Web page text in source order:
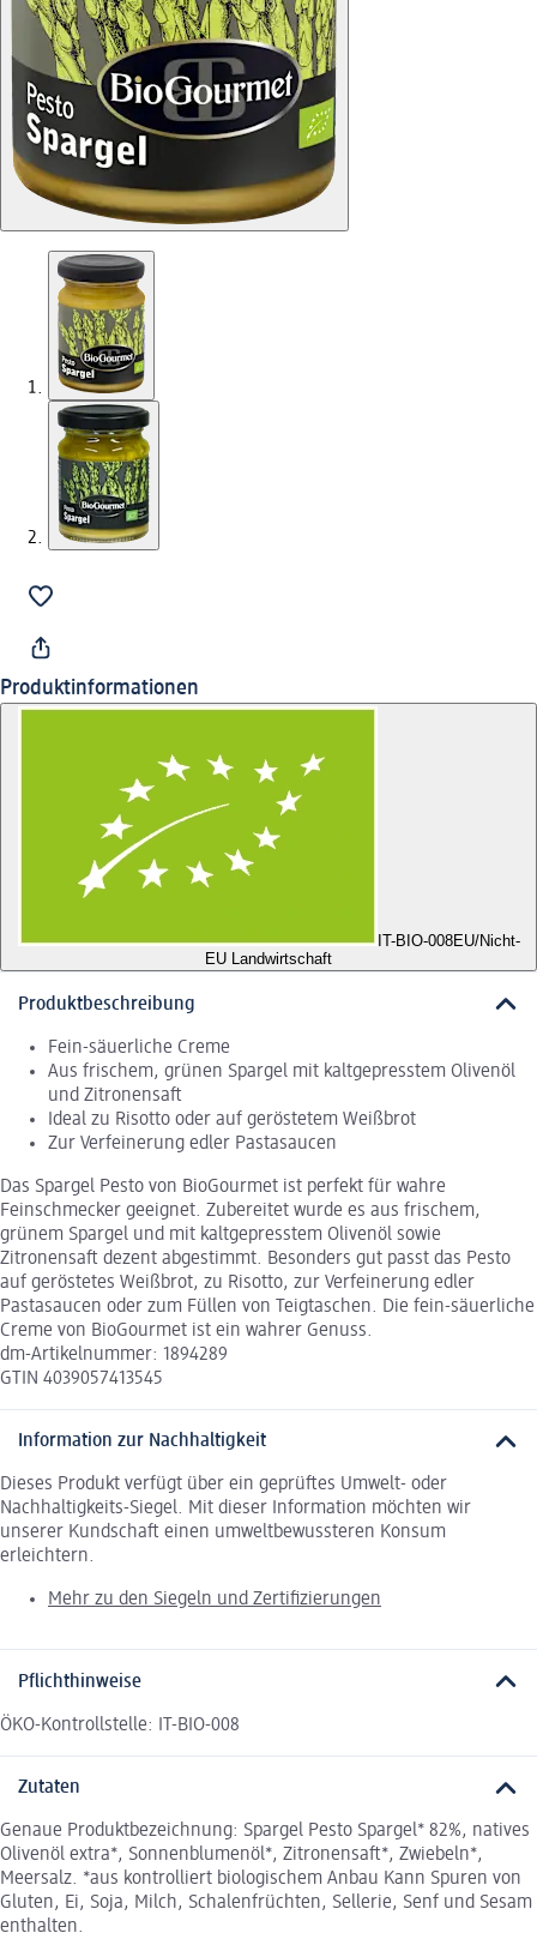
Produktinformationen
IT-BIO-008EU/Nicht-
EU Landwirtschaft
Produktbeschreibung
Fein-säuerliche Creme
Aus frischem, grünen Spargel mit kaltgepresstem Olivenöl
und Zitronensaft
Ideal zu Risotto oder auf geröstetem Weißbrot
Zur Verfeinerung edler Pastasaucen
Das Spargel Pesto von BioGourmet ist perfekt für wahre
Feinschmecker geeignet. Zubereitet wurde es aus frischem,
grünem Spargel und mit kaltgepresstem Olivenöl sowie
Zitronensaft dezent abgestimmt. Besonders gut passt das Pesto
auf geröstetes Weißbrot, zu Risotto, zur Verfeinerung edler
Pastasaucen oder zum Füllen von Teigtaschen. Die fein-säuerliche
Creme von BioGourmet ist ein wahrer Genuss.
dm-Artikelnummer: 1894289
GTIN 4039057413545
Information zur Nachhaltigkeit
Dieses Produkt verfügt über ein geprüftes Umwelt- oder
Nachhaltigkeits-Siegel. Mit dieser Information möchten wir
unserer Kundschaft einen umweltbewussteren Konsum
erleichtern.
Mehr zu den Siegeln und Zertifizierungen
Pflichthinweise
ÖKO-Kontrollstelle: IT-BIO-008
Zutaten
Genaue Produktbezeichnung: Spargel Pesto Spargel* 82%, natives
Olivenöl extra*, Sonnenblumenöl*, Zitronensaft*, Zwiebeln*,
Meersalz. *aus kontrolliert biologischem Anbau Kann Spuren von
Gluten, Ei, Soja, Milch, Schalenfrüchten, Sellerie, Senf und Sesam
enthalten.